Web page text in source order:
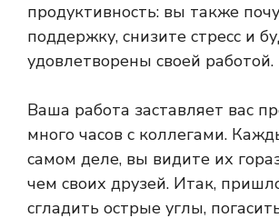
продуктивность: вы также
поддержку, снизите стресс и
удовлетворены своей работой.
Ваша работа заставляет вас
много часов с коллегами.
самом деле, вы видите их
чем своих друзей. Итак,
сгладить острые углы,